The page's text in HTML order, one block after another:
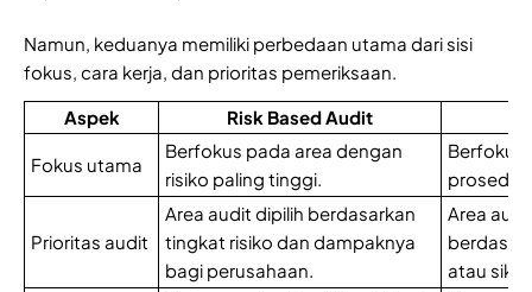
Namun, keduanya memiliki perbedaan utama dari sisi
fokus, cara kerja, dan prioritas pemeriksaan.
Aspek
Risk Based Audit
Fokus utama
Berfokus pada area dengan
risiko paling tinggi.
Berfokus
prosedur
Prioritas audit
Area audit dipilih berdasarkan
tingkat risiko dan dampaknya
bagi perusahaan.
Area
atau